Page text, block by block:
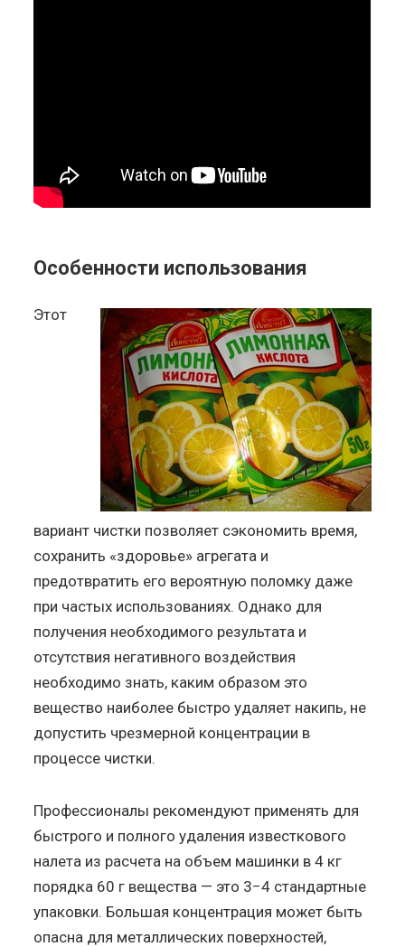
Особенности использования
Этот
вариант чистки позволяет сэкономить время,
сохранить «здоровье» агрегата и
предотвратить его вероятную поломку даже
при частых использованиях. Однако для
получения необходимого результата и
отсутствия негативного воздействия
необходимо знать, каким образом это
вещество наиболее быстро удаляет накипь, не
допустить чрезмерной концентрации в
процессе чистки.
Профессионалы рекомендуют применять для
быстрого и полного удаления известкового
налета из расчета на объем машинки в 4 кг
порядка 60 г вещества — это 3−4 стандартные
упаковки. Большая концентрация может быть
опасна для металлических поверхностей,